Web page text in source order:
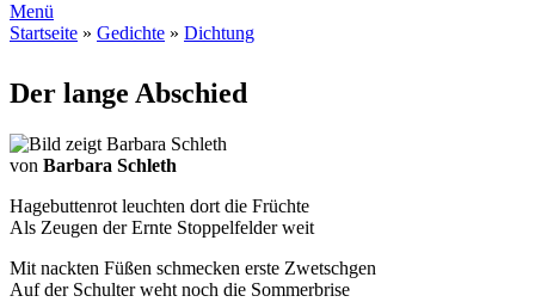
Menü
Startseite » Gedichte » Dichtung
Der lange Abschied
von Barbara Schleth
Hagebuttenrot leuchten dort die Früchte
Als Zeugen der Ernte Stoppelfelder weit
Mit nackten Füßen schmecken erste Zwetschgen
Auf der Schulter weht noch die Sommerbrise